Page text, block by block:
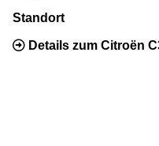
Standort
Details zum Citroën